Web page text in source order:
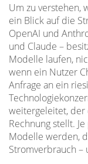
Um zu verstehen,
ein Blick auf die
OpenAI und
und Claude –
Modelle laufen,
wenn ein Nutzer
Anfrage an ein
weitergeleitet, der
Rechnung stellt.
Modelle werden,
Stromverbrauch